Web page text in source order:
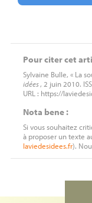
Pour citer cet
Sylvaine Bulle, « La
idées, 2 juin 2010.
URL : https://
Nota bene :
Si vous souhaitez
à proposer un texte
laviedesidees.fr).